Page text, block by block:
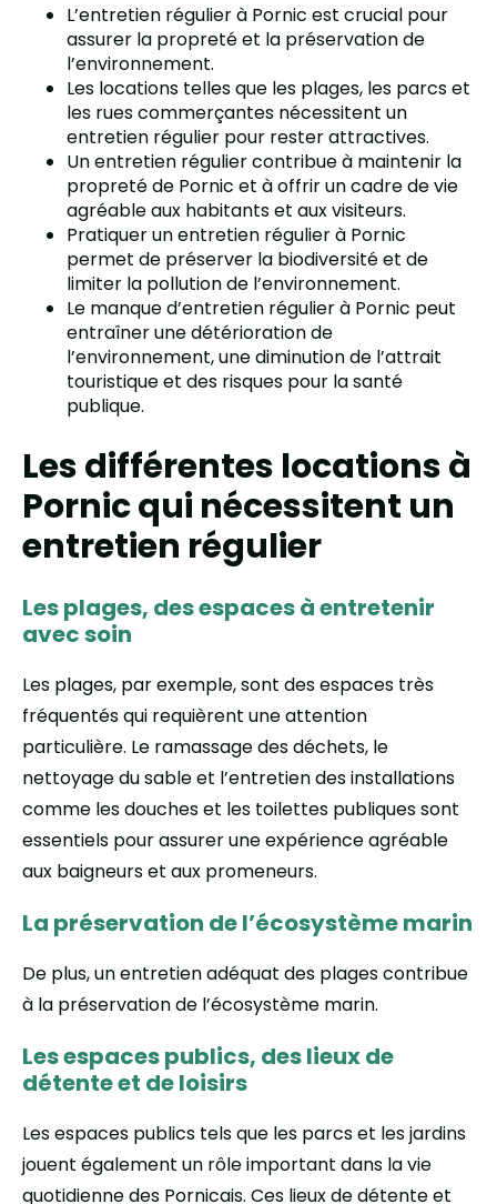
L’entretien régulier à Pornic est crucial pour
assurer la propreté et la préservation de
l’environnement.
Les locations telles que les plages, les parcs et
les rues commerçantes nécessitent un
entretien régulier pour rester attractives.
Un entretien régulier contribue à maintenir la
propreté de Pornic et à offrir un cadre de vie
agréable aux habitants et aux visiteurs.
Pratiquer un entretien régulier à Pornic
permet de préserver la biodiversité et de
limiter la pollution de l’environnement.
Le manque d’entretien régulier à Pornic peut
entraîner une détérioration de
l’environnement, une diminution de l’attrait
touristique et des risques pour la santé
publique.
Les différentes locations à
Pornic qui nécessitent un
entretien régulier
Les plages, des espaces à entretenir
avec soin
Les plages, par exemple, sont des espaces très
fréquentés qui requièrent une attention
particulière. Le ramassage des déchets, le
nettoyage du sable et l’entretien des installations
comme les douches et les toilettes publiques sont
essentiels pour assurer une expérience agréable
aux baigneurs et aux promeneurs.
La préservation de l’écosystème marin
De plus, un entretien adéquat des plages contribue
à la préservation de l’écosystème marin.
Les espaces publics, des lieux de
détente et de loisirs
Les espaces publics tels que les parcs et les jardins
jouent également un rôle important dans la vie
quotidienne des Pornicais. Ces lieux de détente et